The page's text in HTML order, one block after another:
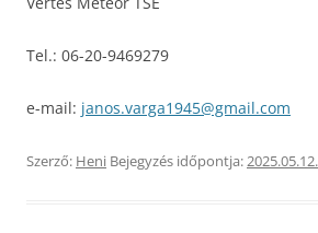
Tel.: 06-20-9469279
e-mail: janos.varga1945@gmail.com
Szerző: Heni Bejegyzés időpontja: 2025.05.12.